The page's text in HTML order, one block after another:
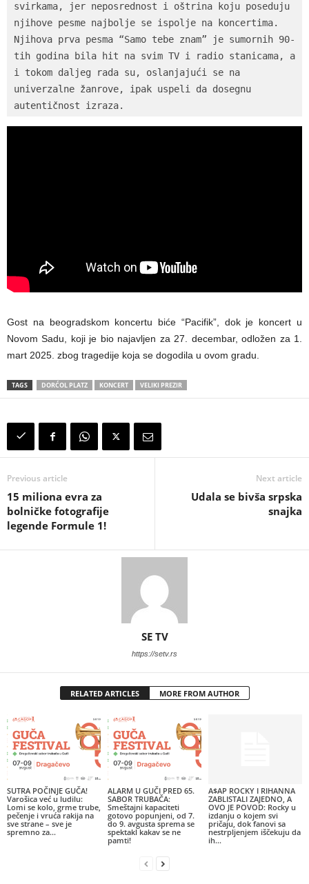
svirkama, jer neposrednost i oštrina koju poseduju
njihove pesme najbolje se ispolje na koncertima.
Njihova prva pesma “Samo tebe znam” je sumornih 90-
tih godina bila hit na svim TV i radio stanicama, a
i tokom daljeg rada su, oslanjajući se na
univerzalne žanrove, ipak uspeli da dosegnu
autentičnost izraza.
Gost na beogradskom koncertu biće “Pacifik”, dok je koncert u
Novom Sadu, koji je bio najavljen za 27. decembar, odložen za 1.
mart 2025. zbog tragedije koja se dogodila u ovom gradu.
TAGS DORĆOL PLATZ KONCERT VELIKI PREZIR
Previous article
15 miliona evra za
bolničke fotografije
legende Formule 1!
Next article
Udala se bivša srpska
snajka
SE TV
https://setv.rs
RELATED ARTICLES MORE FROM AUTHOR
SUTRA POČINJE GUČA!
Varošica već u ludilu:
Lomi se kolo, grme trube,
pečenje i vruća rakija na
sve strane – sve je
spremno za...
ALARM U GUČI PRED 65.
SABOR TRUBAČA:
Smeštajni kapaciteti
gotovo popunjeni, od 7.
do 9. avgusta sprema se
spektakl kakav se ne
pamti!
A$AP ROCKY I RIHANNA
ZABLISTALI ZAJEDNO, A
OVO JE POVOD: Rocky u
izdanju o kojem svi
pričaju, dok fanovi sa
nestrpljenjem iščekuju da
ih...